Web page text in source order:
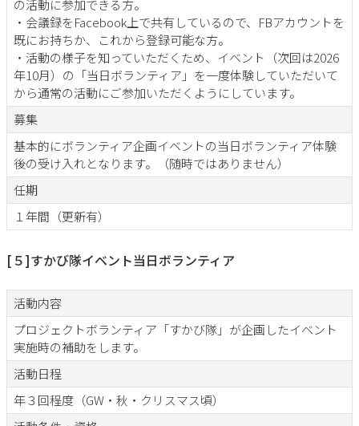
の活動に参加できる方。
・会議録をFacebook上で共有しているので、FBアカウントを
既にお持ちか、これから登録可能な方。
・活動の様子を知っていただくため、イベント（次回は2026
年10月）の「当日ボランティア」を一度体験していただいて
から通常の活動にご参加いただくようにしています。
募集
基本的にボランティア企画イベントの当日ボランティア体験
後の受け入れとなります。（随時ではありません）
任期
１年間（更新有）
[５]すかび隊イベント当日ボランティア
活動内容
プロジェクトボランティア「すかび隊」が企画したイベント
実施時の補助をします。
活動日程
年３回程度（GW・秋・クリスマス頃）